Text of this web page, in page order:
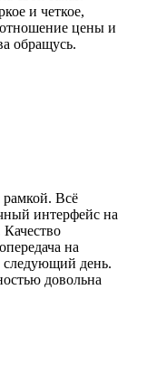
и четкое,
цены и
обращусь.
рамкой. Всё
интерфейс на
на
следующий день.
довольна